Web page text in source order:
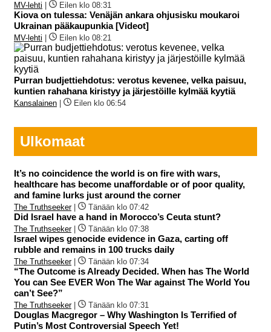
MV-lehti Eilen klo 08:31
Kiova on tulessa: Venäjän ankara ohjusisku moukaroi
Ukrainan pääkaupunkia [Videot]
MV-lehti Eilen klo 08:21
Purran budjettiehdotus: verotus kevenee, velka paisuu,
kuntien rahahana kiristyy ja järjestöille kylmää kyytiä
Kansalainen Eilen klo 06:54
Ulkomaat
It’s no coincidence the world is on fire with wars,
healthcare has become unaffordable or of poor quality,
and famine lurks just around the corner
The Truthseeker| Tänään klo 07:42
Did Israel have a hand in Morocco’s Ceuta stunt?
The Truthseeker| Tänään klo 07:38
Israel wipes genocide evidence in Gaza, carting off
rubble and remains in 100 trucks daily
The Truthseeker| Tänään klo 07:34
“The Outcome is Already Decided. When has The World
You can See EVER Won The War against The World You
can’t See?”
The Truthseeker| Tänään klo 07:31
Douglas Macgregor – Why Washington Is Terrified of
Putin’s Most Controversial Speech Yet!